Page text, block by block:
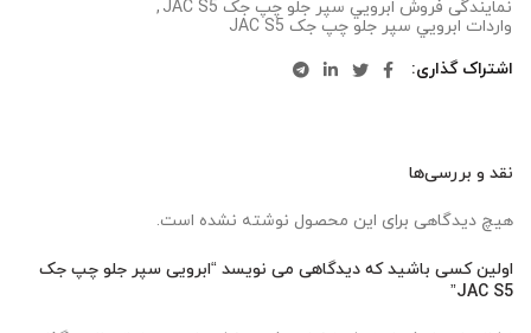
نمایندگی فروش ابرويي سپر جلو چپ جک JAC S5
,
واردات ابرويي سپر جلو چپ جک JAC S5
اشتراک گذاری
نقد و بررسی‌ها
هیچ دیدگاهی برای این محصول نوشته نشده است.
اولین کسی باشید که دیدگاهی می نویسد “ابرویی سپر جلو چپ جک
JAC S5”